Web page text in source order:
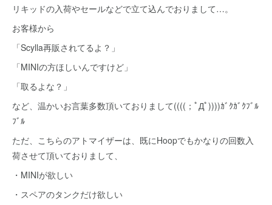
リキッドの入荷やセールなどで立て込んでおりまして…。
お客様から
「Scylla再販されてるよ？」
「MINIの方ほしいんですけど」
「取るよな？」
など、温かいお言葉多数頂いておりまして((((；ﾟДﾟ))))ｶﾞｸｶﾞｸﾌﾞﾙ
ﾌﾞﾙ
ただ、こちらのアトマイザーは、既にHoopでもかなりの回数入
荷させて頂いておりまして、
・MINIが欲しい
・スペアのタンクだけ欲しい